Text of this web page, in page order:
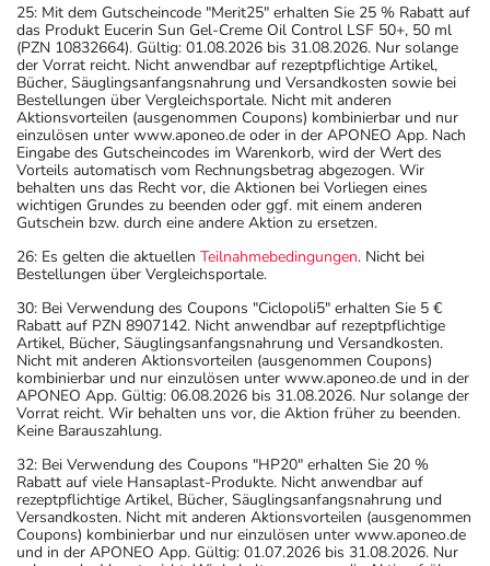
25: Mit dem Gutscheincode "Merit25" erhalten Sie 25 % Rabatt auf
das Produkt Eucerin Sun Gel-Creme Oil Control LSF 50+, 50 ml
(PZN 10832664). Gültig: 01.08.2026 bis 31.08.2026. Nur solange
der Vorrat reicht. Nicht anwendbar auf rezeptpflichtige Artikel,
Bücher, Säuglingsanfangsnahrung und Versandkosten sowie bei
Bestellungen über Vergleichsportale. Nicht mit anderen
Aktionsvorteilen (ausgenommen Coupons) kombinierbar und nur
einzulösen unter www.aponeo.de oder in der APONEO App. Nach
Eingabe des Gutscheincodes im Warenkorb, wird der Wert des
Vorteils automatisch vom Rechnungsbetrag abgezogen. Wir
behalten uns das Recht vor, die Aktionen bei Vorliegen eines
wichtigen Grundes zu beenden oder ggf. mit einem anderen
Gutschein bzw. durch eine andere Aktion zu ersetzen.
26: Es gelten die aktuellen Teilnahmebedingungen. Nicht bei
Bestellungen über Vergleichsportale.
30: Bei Verwendung des Coupons "Ciclopoli5" erhalten Sie 5 €
Rabatt auf PZN 8907142. Nicht anwendbar auf rezeptpflichtige
Artikel, Bücher, Säuglingsanfangsnahrung und Versandkosten.
Nicht mit anderen Aktionsvorteilen (ausgenommen Coupons)
kombinierbar und nur einzulösen unter www.aponeo.de und in der
APONEO App. Gültig: 06.08.2026 bis 31.08.2026. Nur solange der
Vorrat reicht. Wir behalten uns vor, die Aktion früher zu beenden.
Keine Barauszahlung.
32: Bei Verwendung des Coupons "HP20" erhalten Sie 20 %
Rabatt auf viele Hansaplast-Produkte. Nicht anwendbar auf
rezeptpflichtige Artikel, Bücher, Säuglingsanfangsnahrung und
Versandkosten. Nicht mit anderen Aktionsvorteilen (ausgenommen
Coupons) kombinierbar und nur einzulösen unter www.aponeo.de
und in der APONEO App. Gültig: 01.07.2026 bis 31.08.2026. Nur